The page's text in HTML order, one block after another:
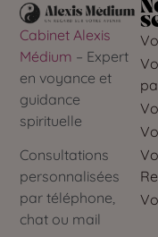
Cabinet Alexis
Médium – Expert
en voyance et
guidance
spirituelle
Consultations
personnalisées
par téléphone,
chat ou mail